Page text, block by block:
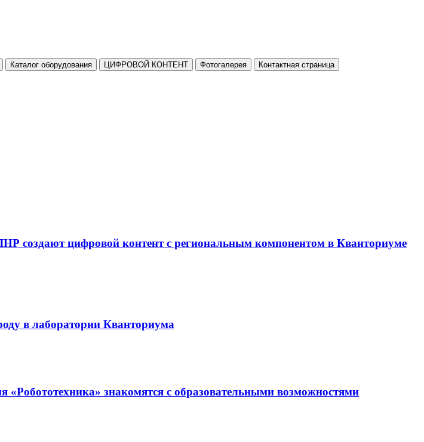
Каталог оборудования ЦИФРОВОЙ КОНТЕНТ Фотогалерея Контактная страница
создают цифровой контент с региональным компонентом в Кванториуме
в лаборатории Кванториума
«Робототехника» знакомятся с образовательными возможностями